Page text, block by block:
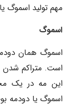
مهم تولید اسموگ
اسموگ
اسموگ همان
است. متراکم شدن
این مه در یک
اسموگ یا دودمه